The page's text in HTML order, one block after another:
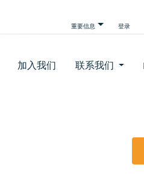
重要信息 登录
加入我们 联系我们